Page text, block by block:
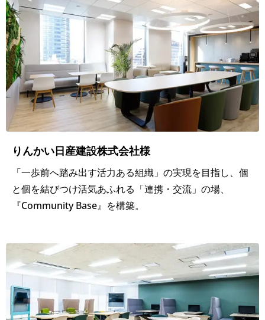
効率
創
造
的
務
空
間
ス
デ
ザ
りんかい日産建設株式会社様
「一歩前へ踏み出す活力ある組織」の実現を目指し、個
と個を結びつけ活気あふれる「連携・交流」の場、
『Community Base』を構築。